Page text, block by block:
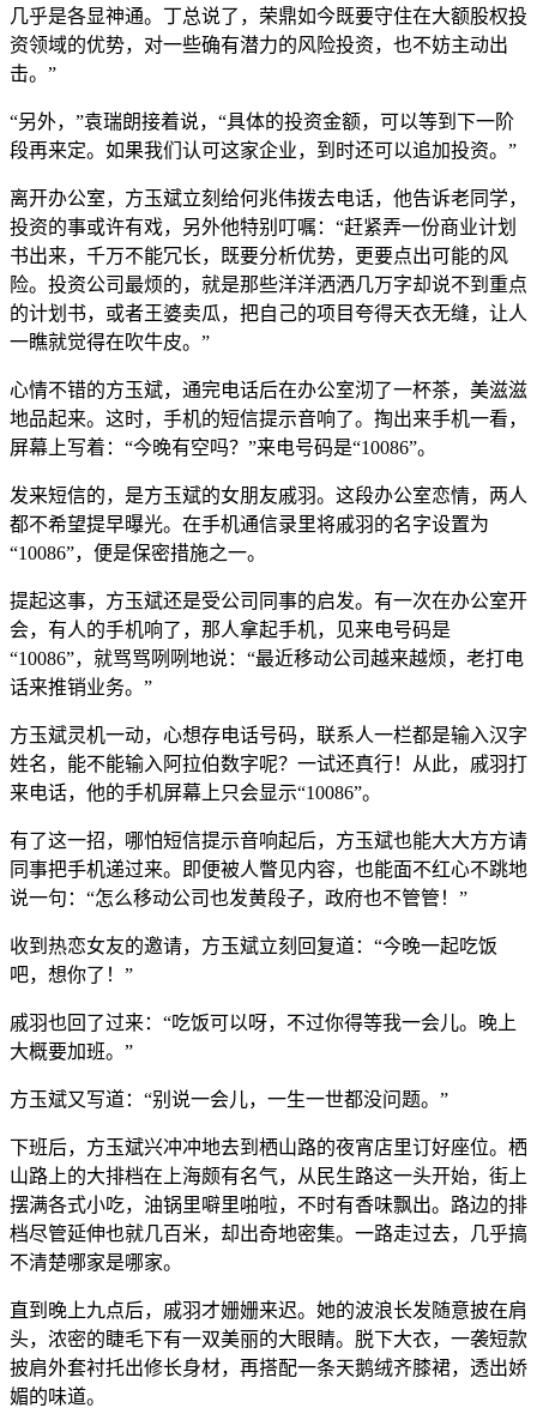
几乎是各显神通。丁总说了，荣鼎如今既要守住在大额股权投
资领域的优势，对一些确有潜力的风险投资，也不妨主动出
击。”
“另外，”袁瑞朗接着说，“具体的投资金额，可以等到下一阶
段再来定。如果我们认可这家企业，到时还可以追加投资。”
离开办公室，方玉斌立刻给何兆伟拨去电话，他告诉老同学，
投资的事或许有戏，另外他特别叮嘱：“赶紧弄一份商业计划
书出来，千万不能冗长，既要分析优势，更要点出可能的风
险。投资公司最烦的，就是那些洋洋洒洒几万字却说不到重点
的计划书，或者王婆卖瓜，把自己的项目夸得天衣无缝，让人
一瞧就觉得在吹牛皮。”
心情不错的方玉斌，通完电话后在办公室沏了一杯茶，美滋滋
地品起来。这时，手机的短信提示音响了。掏出来手机一看，
屏幕上写着：“今晚有空吗？”来电号码是“10086”。
发来短信的，是方玉斌的女朋友戚羽。这段办公室恋情，两人
都不希望提早曝光。在手机通信录里将戚羽的名字设置为
“10086”，便是保密措施之一。
提起这事，方玉斌还是受公司同事的启发。有一次在办公室开
会，有人的手机响了，那人拿起手机，见来电号码是
“10086”，就骂骂咧咧地说：“最近移动公司越来越烦，老打电
话来推销业务。”
方玉斌灵机一动，心想存电话号码，联系人一栏都是输入汉字
姓名，能不能输入阿拉伯数字呢？一试还真行！从此，戚羽打
来电话，他的手机屏幕上只会显示“10086”。
有了这一招，哪怕短信提示音响起后，方玉斌也能大大方方请
同事把手机递过来。即便被人瞥见内容，也能面不红心不跳地
说一句：“怎么移动公司也发黄段子，政府也不管管！”
收到热恋女友的邀请，方玉斌立刻回复道：“今晚一起吃饭
吧，想你了！”
戚羽也回了过来：“吃饭可以呀，不过你得等我一会儿。晚上
大概要加班。”
方玉斌又写道：“别说一会儿，一生一世都没问题。”
下班后，方玉斌兴冲冲地去到栖山路的夜宵店里订好座位。栖
山路上的大排档在上海颇有名气，从民生路这一头开始，街上
摆满各式小吃，油锅里噼里啪啦，不时有香味飘出。路边的排
档尽管延伸也就几百米，却出奇地密集。一路走过去，几乎搞
不清楚哪家是哪家。
直到晚上九点后，戚羽才姗姗来迟。她的波浪长发随意披在肩
头，浓密的睫毛下有一双美丽的大眼睛。脱下大衣，一袭短款
披肩外套衬托出修长身材，再搭配一条天鹅绒齐膝裙，透出娇
媚的味道。